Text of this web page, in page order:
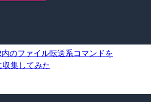
のファイル転送系コマンドを
集してみた